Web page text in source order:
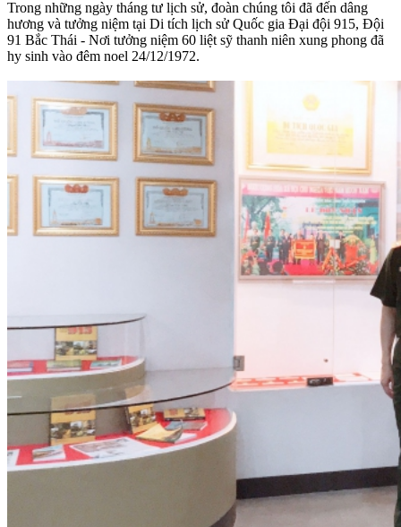
Trong những ngày tháng tư lịch sử, đoàn chúng tôi đã đến dâng
hương và tưởng niệm tại Di tích lịch sử Quốc gia Đại đội 915, Đội
91 Bắc Thái - Nơi tưởng niệm 60 liệt sỹ thanh niên xung phong đã
hy sinh vào đêm noel 24/12/1972.